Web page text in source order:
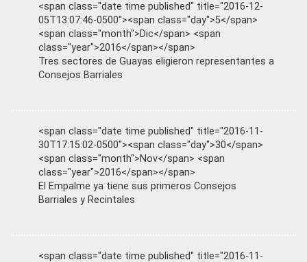
<span class="date time published" title="2016-12-
05T13:07:46-0500"><span class="day">5</span>
<span class="month">Dic</span> <span
class="year">2016</span></span>
Tres sectores de Guayas eligieron representantes a
Consejos Barriales
<span class="date time published" title="2016-11-
30T17:15:02-0500"><span class="day">30</span>
<span class="month">Nov</span> <span
class="year">2016</span></span>
El Empalme ya tiene sus primeros Consejos
Barriales y Recintales
<span class="date time published" title="2016-11-